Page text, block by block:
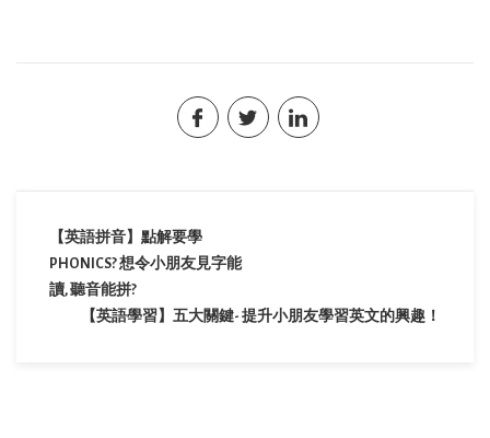
【英語拼音】點解要學
PHONICS? 想令小朋友見字能
讀, 聽音能拼?
【英語學習】五大關鍵- 提升小朋友學習英文的興趣！